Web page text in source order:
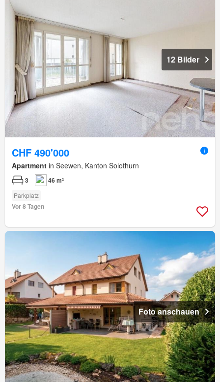
12 Bilder
CHF 490'000
Apartment in Seewen, Kanton Solothurn
3 46 m²
Parkplatz
Vor 8 Tagen
Foto anschauen